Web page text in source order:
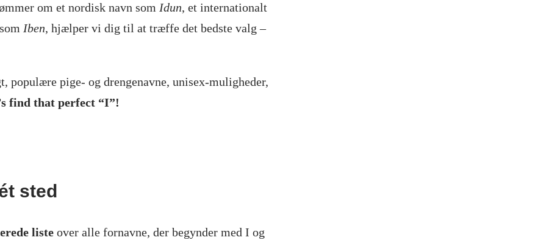
om et nordisk navn som Idun, et internationalt
Iben, hjælper vi dig til at træffe det bedste valg –
populære pige- og drengenavne, unisex-muligheder,
find that perfect “I”!
sted
liste over alle fornavne, der begynder med I og